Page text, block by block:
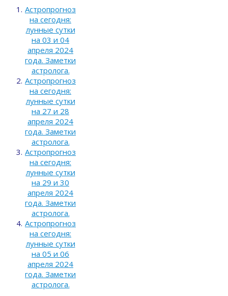
Астропрогноз
на сегодня:
лунные сутки
на 03 и 04
апреля 2024
года. Заметки
астролога.
Астропрогноз
на сегодня:
лунные сутки
на 27 и 28
апреля 2024
года. Заметки
астролога.
Астропрогноз
на сегодня:
лунные сутки
на 29 и 30
апреля 2024
года. Заметки
астролога.
Астропрогноз
на сегодня:
лунные сутки
на 05 и 06
апреля 2024
года. Заметки
астролога.